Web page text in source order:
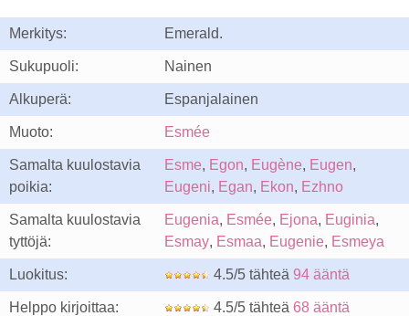
Merkitys: Emerald.
Sukupuoli: Nainen
Alkuperä: Espanjalainen
Muoto: Esmée
Samalta kuulostavia
poikia:
Esme, Egon, Eugène, Eugen,
Eugeni, Egan, Ekon, Ezhno
Samalta kuulostavia
tyttöjä:
Eugenia, Esmée, Ejona, Euginia,
Esmay, Esmaa, Eugenie, Esmeya
Luokitus: 4.5/5 tähteä 94 ääntä
Helppo kirjoittaa: 4.5/5 tähteä 68 ääntä